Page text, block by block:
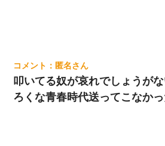
匿名
叩いてる奴が哀れでしょうがな
ろくな青春時代送ってこなか